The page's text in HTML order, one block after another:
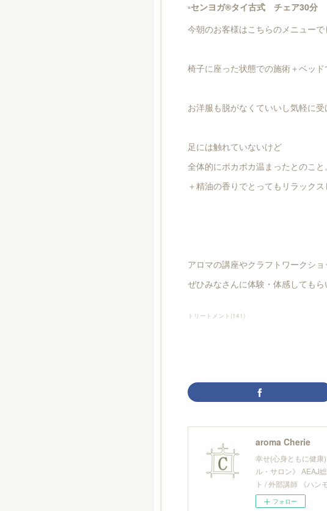
▫️センヨガ®︎タイ古式 チェア30分
今朝のお客様はこちらのメニュー
椅子に座った状態での施術＋ベッド
お洋服も脱がなくていいし気軽に
足には触れていないけど
全体的にポカポカ温まったとのこと。
＋精油の香りでとってもリラック
アロマの講座やクラフトワークシ
ぜひみなさんに体験・体感しても
トリートメント (141)
aroma Cherie
幸せ(心身ともに健
ル・サロン》 AEAJ
ト / 外部講師 《ハ
フォロー